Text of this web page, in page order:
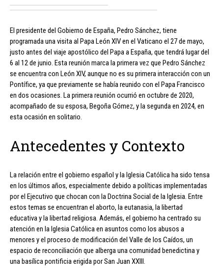
El presidente del Gobierno de España, Pedro Sánchez, tiene
programada una visita al Papa León XIV en el Vaticano el 27 de mayo,
justo antes del viaje apostólico del Papa a España, que tendrá lugar del
6 al 12 de junio. Esta reunión marca la primera vez que Pedro Sánchez
se encuentra con León XIV, aunque no es su primera interacción con un
Pontífice, ya que previamente se había reunido con el Papa Francisco
en dos ocasiones. La primera reunión ocurrió en octubre de 2020,
acompañado de su esposa, Begoña Gómez, y la segunda en 2024, en
esta ocasión en solitario.
Antecedentes y Contexto
La relación entre el gobierno español y la Iglesia Católica ha sido tensa
en los últimos años, especialmente debido a políticas implementadas
por el Ejecutivo que chocan con la Doctrina Social de la Iglesia. Entre
estos temas se encuentran el aborto, la eutanasia, la libertad
educativa y la libertad religiosa. Además, el gobierno ha centrado su
atención en la Iglesia Católica en asuntos como los abusos a
menores y el proceso de modificación del Valle de los Caídos, un
espacio de reconciliación que alberga una comunidad benedictina y
una basílica pontificia erigida por San Juan XXIII.